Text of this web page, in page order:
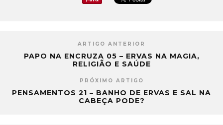
ARTIGO ANTERIOR
PAPO NA ENCRUZA 05 – ERVAS NA MAGIA,
RELIGIÃO E SAÚDE
PRÓXIMO ARTIGO
PENSAMENTOS 21 – BANHO DE ERVAS E SAL NA
CABEÇA PODE?